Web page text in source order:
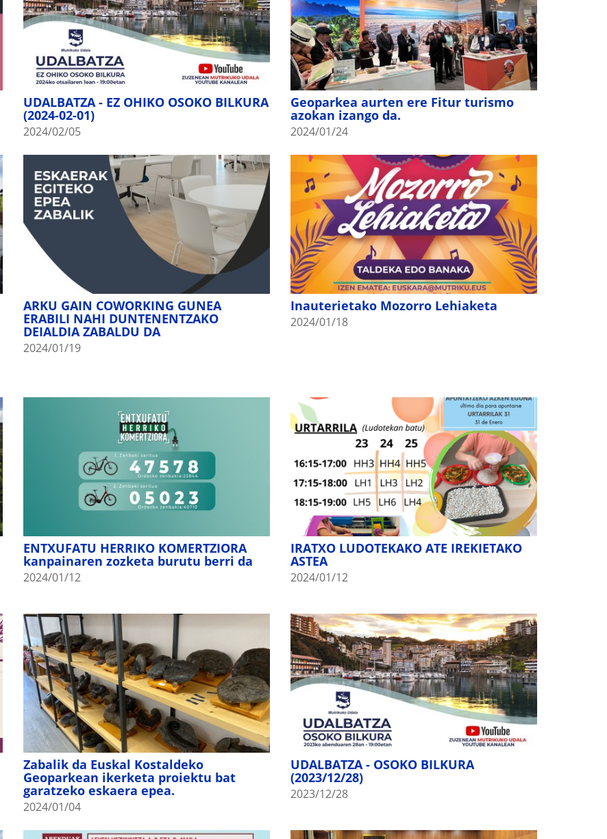
UDALBATZA - EZ OHIKO OSOKO BILKURA
(2024-02-01)
2024/02/05
Geoparkea aurten ere Fitur turismo
azokan izango da.
2024/01/24
ARKU GAIN COWORKING GUNEA
ERABILI NAHI DUNTENENTZAKO
DEIALDIA ZABALDU DA
2024/01/19
Inauterietako Mozorro Lehiaketa
2024/01/18
ENTXUFATU HERRIKO KOMERTZIORA
kanpainaren zozketa burutu berri da
2024/01/12
IRATXO LUDOTEKAKO ATE IREKIETAKO
ASTEA
2024/01/12
Zabalik da Euskal Kostaldeko
Geoparkean ikerketa proiektu bat
garatzeko eskaera epea.
2024/01/04
UDALBATZA - OSOKO BILKURA
(2023/12/28)
2023/12/28